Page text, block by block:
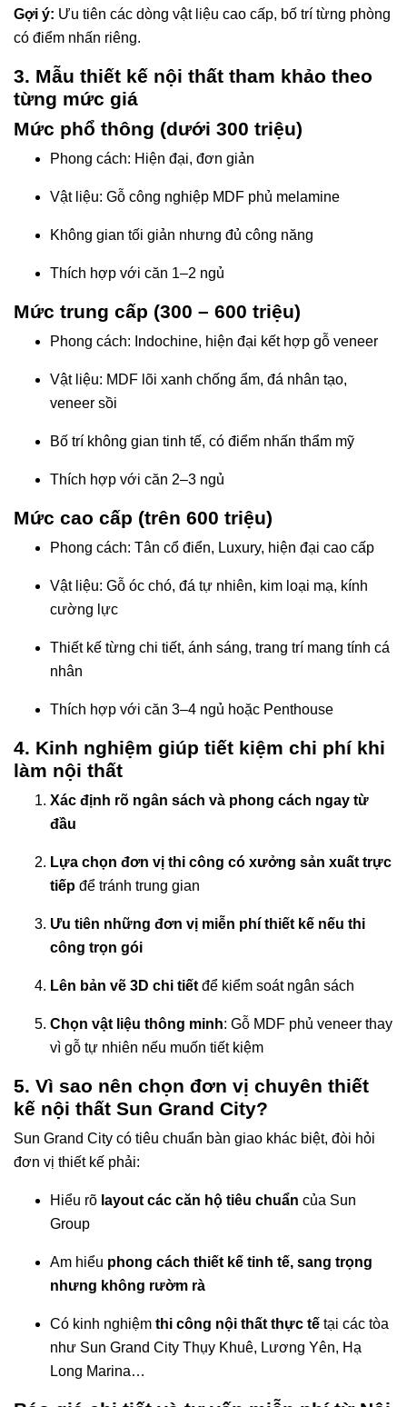
Gợi ý: Ưu tiên các dòng vật liệu cao cấp, bố trí từng phòng
có điểm nhấn riêng.
3. Mẫu thiết kế nội thất tham khảo theo
từng mức giá
Mức phổ thông (dưới 300 triệu)
Phong cách: Hiện đại, đơn giản
Vật liệu: Gỗ công nghiệp MDF phủ melamine
Không gian tối giản nhưng đủ công năng
Thích hợp với căn 1–2 ngủ
Mức trung cấp (300 – 600 triệu)
Phong cách: Indochine, hiện đại kết hợp gỗ veneer
Vật liệu: MDF lõi xanh chống ẩm, đá nhân tạo,
veneer sồi
Bố trí không gian tinh tế, có điểm nhấn thẩm mỹ
Thích hợp với căn 2–3 ngủ
Mức cao cấp (trên 600 triệu)
Phong cách: Tân cổ điển, Luxury, hiện đại cao cấp
Vật liệu: Gỗ óc chó, đá tự nhiên, kim loại mạ, kính
cường lực
Thiết kế từng chi tiết, ánh sáng, trang trí mang tính cá
nhân
Thích hợp với căn 3–4 ngủ hoặc Penthouse
4. Kinh nghiệm giúp tiết kiệm chi phí khi
làm nội thất
Xác định rõ ngân sách và phong cách ngay từ
đầu
Lựa chọn đơn vị thi công có xưởng sản xuất trực
tiếp để tránh trung gian
Ưu tiên những đơn vị miễn phí thiết kế nếu thi
công trọn gói
Lên bản vẽ 3D chi tiết để kiểm soát ngân sách
Chọn vật liệu thông minh: Gỗ MDF phủ veneer thay
vì gỗ tự nhiên nếu muốn tiết kiệm
5. Vì sao nên chọn đơn vị chuyên thiết
kế nội thất Sun Grand City?
Sun Grand City có tiêu chuẩn bàn giao khác biệt, đòi hỏi
đơn vị thiết kế phải:
Hiểu rõ layout các căn hộ tiêu chuẩn của Sun
Group
Am hiểu phong cách thiết kế tinh tế, sang trọng
nhưng không rườm rà
Có kinh nghiệm thi công nội thất thực tế tại các tòa
như Sun Grand City Thụy Khuê, Lương Yên, Hạ
Long Marina…